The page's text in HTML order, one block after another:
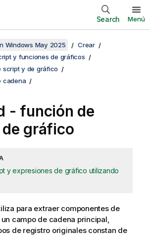
Search Menú
Windows May 2025
Crear
y funciones de gráficos
script y de gráfico
cadena
- función de
gráfico
y expresiones de gráfico utilizando
para extraer componentes de
campo de cadena principal,
de registro originales constan de